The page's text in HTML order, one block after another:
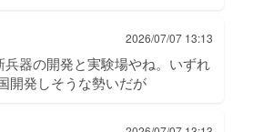
2026/07/07 13:13
兵器の開発と実験場やね。いずれ
開発しそうな勢いだが